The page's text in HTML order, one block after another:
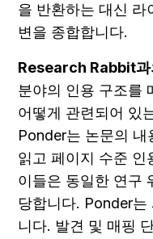
을 반환하는 대신 라
변을 종합합니다.
Research Rabbit과
분야의 인용 구조를
어떻게 관련되어 있
Ponder는 논문의 내
읽고 페이지 수준 인
이들은 동일한 연구
당합니다. Ponder는
니다. 발견 및 매핑